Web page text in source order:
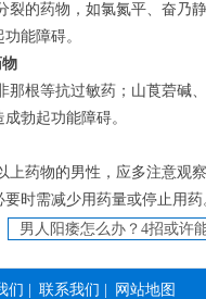
裂的药物，如氯氮平、奋乃
能障碍。
那根等抗过敏药；山莨菪碱
勃起功能障碍。
上药物的男性，应多注意观
时需减少用药量或停止用药
男人阳痿怎么办？4招或许
们 联系我们 网站地图